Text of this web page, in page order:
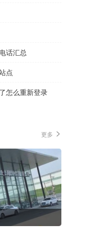
话汇总
点
怎么重新登录
更多